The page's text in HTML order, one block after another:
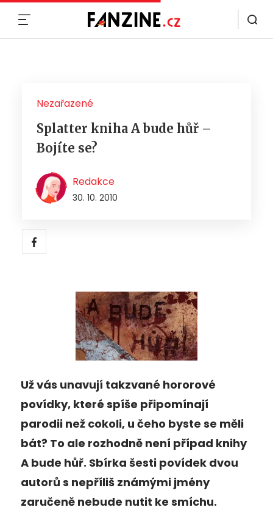
Nezařazené
Splatter kniha A bude hůř –
Bojíte se?
Redakce
30. 10. 2010
Už vás unavují takzvané hororové
povídky, které spíše připomínají
parodii než cokoli, u čeho byste se měli
bát? To ale rozhodně není případ knihy
A bude hůř. Sbírka šesti povídek dvou
autorů s nepříliš známými jmény
zaručeně nebude nutit ke smíchu.